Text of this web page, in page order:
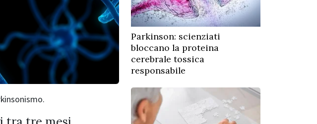
Parkinson: scienziati
bloccano la proteina
cerebrale tossica
responsabile